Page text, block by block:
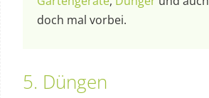
doch mal vorbei.
5. Düngen